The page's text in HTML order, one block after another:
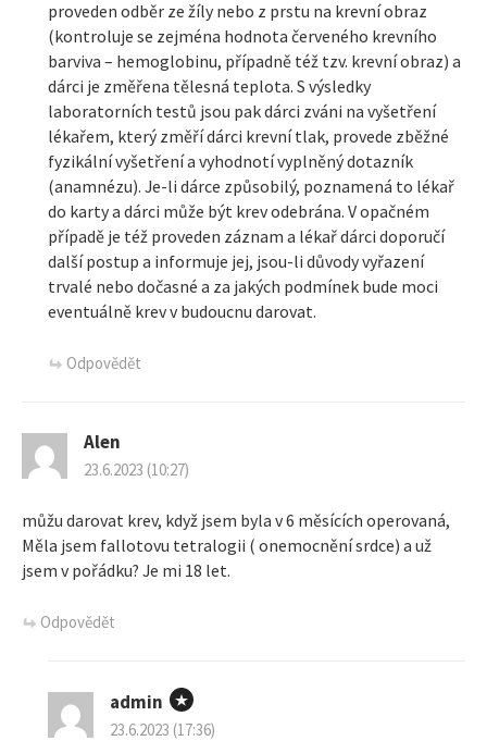
proveden odběr ze žíly nebo z prstu na krevní obraz
(kontroluje se zejména hodnota červeného krevního
barviva – hemoglobinu, případně též tzv. krevní obraz) a
dárci je změřena tělesná teplota. S výsledky
laboratorních testů jsou pak dárci zváni na vyšetření
lékařem, který změří dárci krevní tlak, provede zběžné
fyzikální vyšetření a vyhodnotí vyplněný dotazník
(anamnézu). Je-li dárce způsobilý, poznamená to lékař
do karty a dárci může být krev odebrána. V opačném
případě je též proveden záznam a lékař dárci doporučí
další postup a informuje jej, jsou-li důvody vyřazení
trvalé nebo dočasné a za jakých podmínek bude moci
eventuálně krev v budoucnu darovat.
Odpovědět
Alen
23.6.2023 (10:27)
můžu darovat krev, když jsem byla v 6 měsících operovaná,
Měla jsem fallotovu tetralogii ( onemocnění srdce) a už
jsem v pořádku? Je mi 18 let.
Odpovědět
admin
23.6.2023 (17:36)